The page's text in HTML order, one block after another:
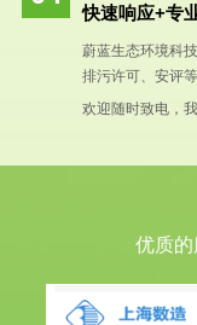
快速响应+专
蔚蓝生态环境科
排污许可、安评
欢迎随时致电，
优质